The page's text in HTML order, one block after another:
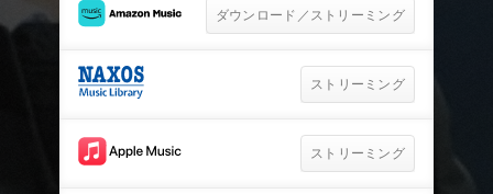
ダウンロード／ストリーミング
ストリーミング
ストリーミング